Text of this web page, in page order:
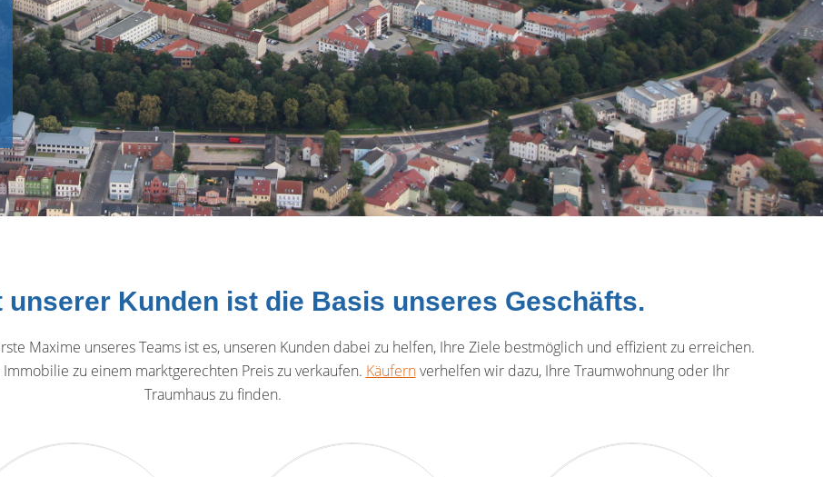
unserer Kunden ist die Basis unseres Geschäfts.
Maxime unseres Teams ist es, unseren Kunden dabei zu helfen, Ihre Ziele bestmöglich und effizient zu erreichen.
zu einem marktgerechten Preis zu verkaufen. Käufernverhelfen wir dazu, Ihre Traumwohnung oder Ihr
Traumhaus zu finden.